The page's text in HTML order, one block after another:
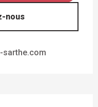
nous
sarthe.com